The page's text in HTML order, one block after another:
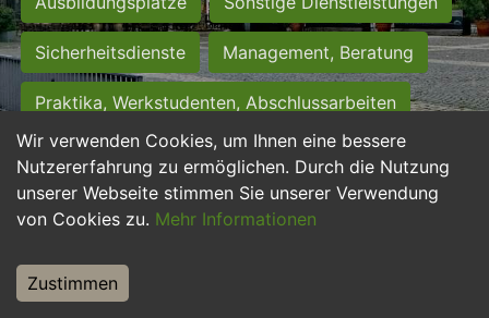
Wir verwenden Cookies, um Ihnen eine bessere
Nutzererfahrung zu ermöglichen. Durch die Nutzung
unserer Webseite stimmen Sie unserer Verwendung
von Cookies zu. Mehr Informationen
Zustimmen
Sicherheitsdienste Management, Beratung
Praktika, Werkstudenten, Abschlussarbeiten
Personalwesen Assistenz, Sekretariat
Hilfskräfte, Aushilfs- und Nebenjobs
Weiterbildung, Studium, duale Ausbildung